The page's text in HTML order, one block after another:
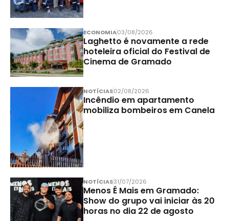
ECONOMIA03/08/2026
Laghetto é novamente a rede
hoteleira oficial do Festival de
Cinema de Gramado
NOTÍCIAS02/08/2026
Incêndio em apartamento
mobiliza bombeiros em Canela
NOTÍCIAS31/07/2026
Menos É Mais em Gramado:
Show do grupo vai iniciar às 20
horas no dia 22 de agosto